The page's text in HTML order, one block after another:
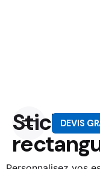
DEVIS
Stickers